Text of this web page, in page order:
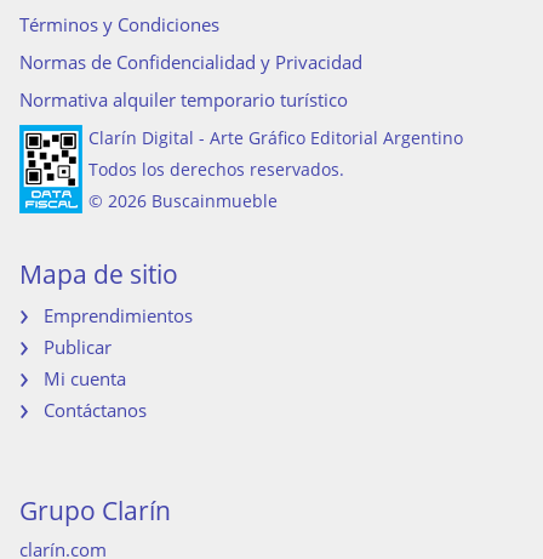
Términos y Condiciones
Normas de Confidencialidad y Privacidad
Normativa alquiler temporario turístico
Clarín Digital - Arte Gráfico Editorial Argentino
Todos los derechos reservados.
© 2026 Buscainmueble
Mapa de sitio
Emprendimientos
Publicar
Mi cuenta
Contáctanos
Grupo Clarín
clarín.com